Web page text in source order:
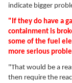
indicate bigger
"If they do have a
containment is
some of the fuel
more serious
"That would be a
then require the